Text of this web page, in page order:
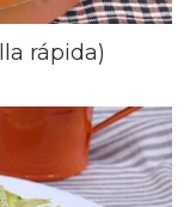
rápida)